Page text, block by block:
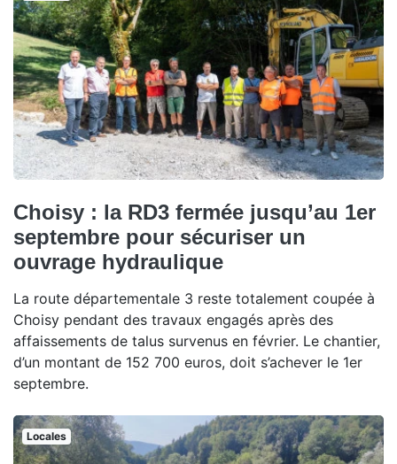
Choisy : la RD3 fermée jusqu’au 1er
septembre pour sécuriser un
ouvrage hydraulique
La route départementale 3 reste totalement coupée à
Choisy pendant des travaux engagés après des
affaissements de talus survenus en février. Le chantier,
d’un montant de 152 700 euros, doit s’achever le 1er
septembre.
Locales